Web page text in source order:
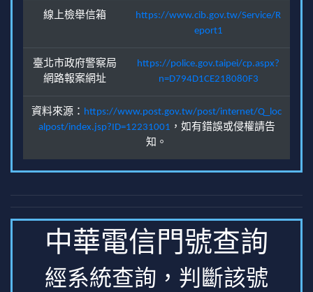
線上檢舉信箱
https://www.cib.gov.tw/Service/R
eport1
臺北市政府警察局
網路報案網址
https://police.gov.taipei/cp.aspx?
n=D794D1CE218080F3
資料來源： https://www.post.gov.tw/post/internet/Q_loc
alpost/index.jsp?ID=12231001 ，如有錯誤或侵權請告
知。
中華電信門號查詢
經系統查詢，判斷該號